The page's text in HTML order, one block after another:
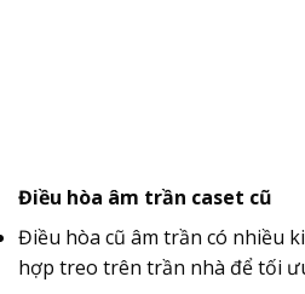
Điều hòa âm trần caset cũ
Điều hòa cũ âm trần có nhiều
hợp treo trên trần nhà để tối